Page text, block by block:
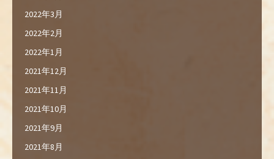
2022年3月
2022年2月
2022年1月
2021年12月
2021年11月
2021年10月
2021年9月
2021年8月